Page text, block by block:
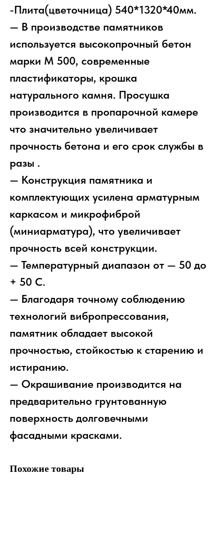
-Плита(цветочница) 540*1320*40мм.
— В производстве памятников
используется высокопрочный бетон
марки М 500, современные
пластификаторы, крошка
натурального камня. Просушка
производится в пропарочной камере
что значительно увеличивает
прочность бетона и его срок службы в
разы .
— Конструкция памятника и
комплектующих усилена арматурным
каркасом и микрофиброй
(миниарматура), что увеличивает
прочность всей конструкции.
— Температурный диапазон от — 50 до
+ 50 С.
— Благодаря точному соблюдению
технологий вибропрессования,
памятник обладает высокой
прочностью, стойкостью к старению и
истиранию.
— Окрашивание производится на
предварительно грунтованную
поверхность долговечными
фасадными красками.
Похожие товары